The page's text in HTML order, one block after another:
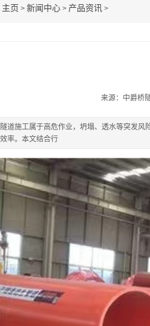
主页 > 新闻中心 > 产品资讯 >
来源：中爵桥
隧道施工属于高危作业，坍塌、透水等突发
效率。本文结合行